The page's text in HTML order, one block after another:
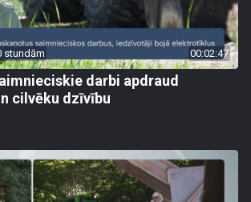
stundām 00:02:47
darbi apdraud
cilvēku dzīvību